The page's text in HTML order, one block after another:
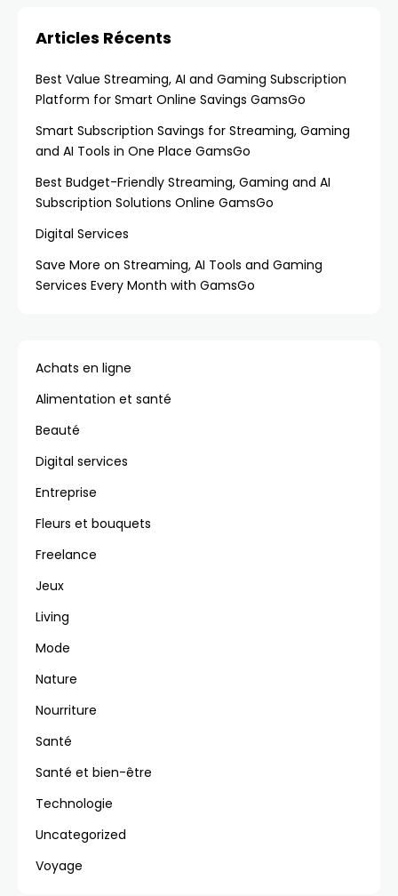
Articles Récents
Best Value Streaming, AI and Gaming Subscription
Platform for Smart Online Savings GamsGo
Smart Subscription Savings for Streaming, Gaming
and AI Tools in One Place GamsGo
Best Budget-Friendly Streaming, Gaming and AI
Subscription Solutions Online GamsGo
Digital Services
Save More on Streaming, AI Tools and Gaming
Services Every Month with GamsGo
Achats en ligne
Alimentation et santé
Beauté
Digital services
Entreprise
Fleurs et bouquets
Freelance
Jeux
Living
Mode
Nature
Nourriture
Santé
Santé et bien-être
Technologie
Uncategorized
Voyage